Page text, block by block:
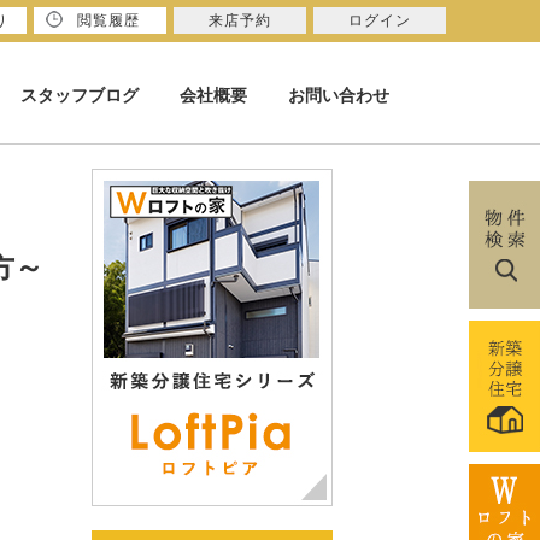
スタッフブログ 会社概要 お問い合わせ
～
閲覧履歴 来店予約 ログイン